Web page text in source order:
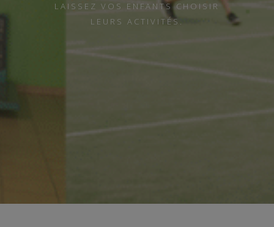
LAISSEZ VOS ENFANTS CHOISIR
LEURS ACTIVITÉS.